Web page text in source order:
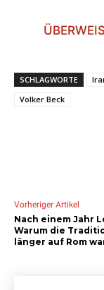
SCHLAGWORTE
Volker Beck
Vorheriger Artikel
Nach einem Jahr
Warum die
länger auf Rom